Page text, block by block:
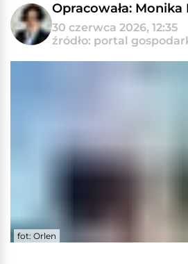
Opracowała: Monika
30 czerwca 2026, 12:35
źródło: portal
fot: Orlen